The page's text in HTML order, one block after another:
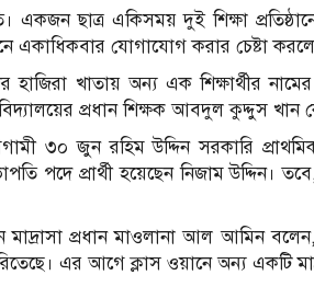
একজন ছাত্র একিসময় দুই শিক্ষা
একাধিকবার যোগাযোগ করার চেষ্টা
হাজিরা খাতায় অন্য এক শিক্ষার্থীর
প্রধান শিক্ষক আবদুল কুদ্দুস খান
৩০ জুন রহিম উদ্দিন সরকারি প্রাথমিক
পদে প্রার্থী হয়েছেন নিজাম উদ্দিন।
প্রধান মাওলানা আল আমিন বলেন,
এর আগে ক্লাস ওয়ানে অন্য একটি